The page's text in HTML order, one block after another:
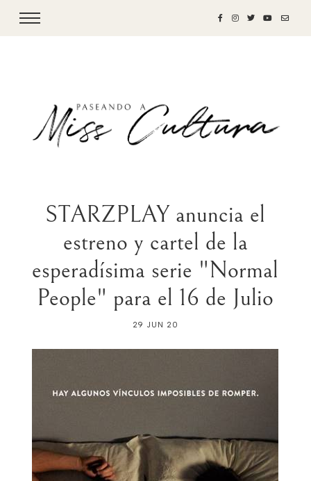
STARZPLAY anuncia el
estreno y cartel de la
esperadísima serie "Normal
People" para el 16 de Julio
29 JUN 20